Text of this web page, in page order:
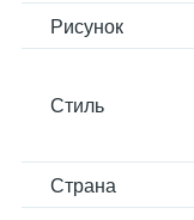
Рисунок
Стиль
Страна